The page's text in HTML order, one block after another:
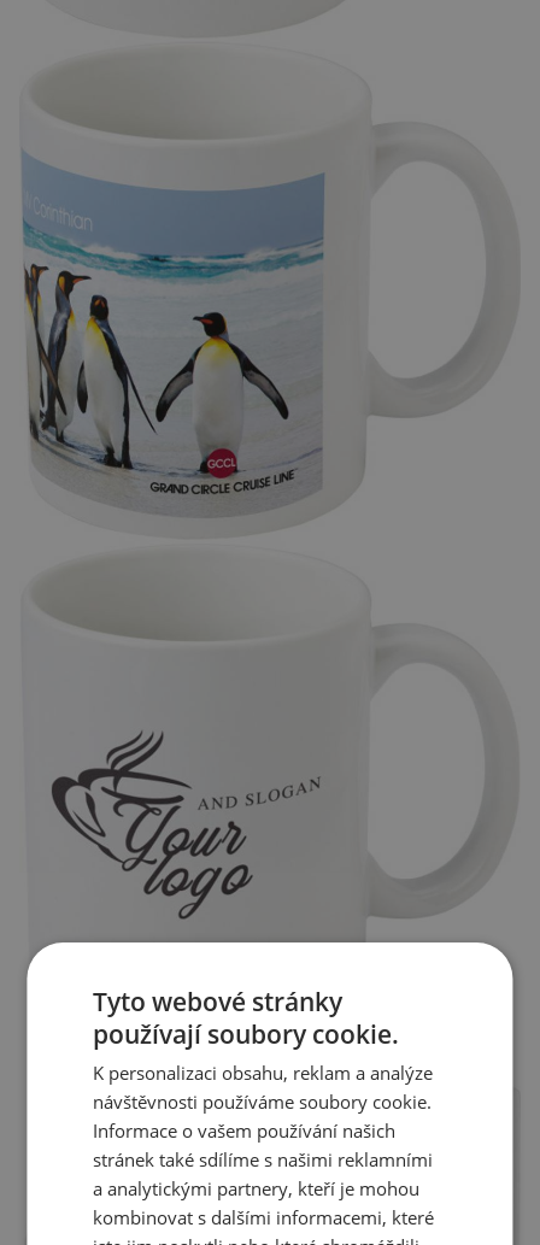
Tyto webové stránky
používají soubory cookie.
K personalizaci obsahu, reklam a analýze
návštěvnosti používáme soubory cookie.
Informace o vašem používání našich
stránek také sdílíme s našimi reklamními
a analytickými partnery, kteří je mohou
kombinovat s dalšími informacemi, které